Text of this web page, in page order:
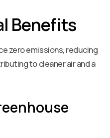
Benefits
zero emissions, reducing
to cleaner air and a